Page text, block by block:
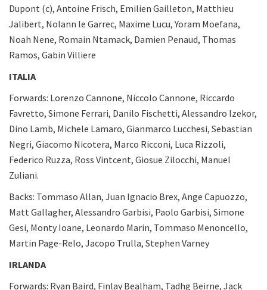
Dupont (c), Antoine Frisch, Emilien Gailleton, Matthieu
Jalibert, Nolann le Garrec, Maxime Lucu, Yoram Moefana,
Noah Nene, Romain Ntamack, Damien Penaud, Thomas
Ramos, Gabin Villiere
ITALIA
Forwards: Lorenzo Cannone, Niccolo Cannone, Riccardo
Favretto, Simone Ferrari, Danilo Fischetti, Alessandro Izekor,
Dino Lamb, Michele Lamaro, Gianmarco Lucchesi, Sebastian
Negri, Giacomo Nicotera, Marco Ricconi, Luca Rizzoli,
Federico Ruzza, Ross Vintcent, Giosue Zilocchi, Manuel
Zuliani.
Backs: Tommaso Allan, Juan Ignacio Brex, Ange Capuozzo,
Matt Gallagher, Alessandro Garbisi, Paolo Garbisi, Simone
Gesi, Monty Ioane, Leonardo Marin, Tommaso Menoncello,
Martin Page-Relo, Jacopo Trulla, Stephen Varney
IRLANDA
Forwards: Ryan Baird, Finlay Bealham, Tadhg Beirne, Jack